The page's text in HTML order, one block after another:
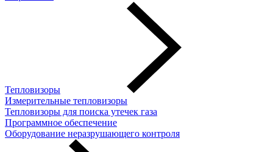
Тепловизоры
Измерительные тепловизоры
Тепловизоры для поиска утечек газа
Программное обеспечение
Оборудование неразрушающего контроля